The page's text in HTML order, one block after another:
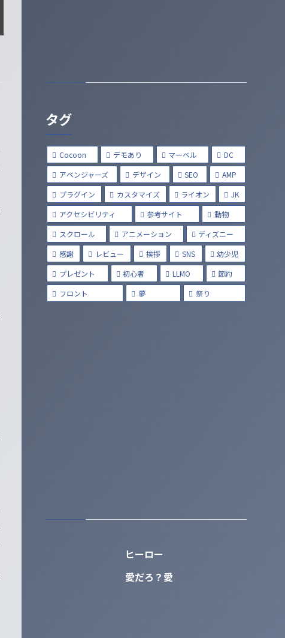
タグ
Cocoon デモあり マーベル
DC
アベンジャーズ
デザイン SEO
AMP
プラグイン
カスタマイズ ライオン
JK
アクセシビリティ
参考サイト
動物
スクロール
アニメーション
ディズニー
感謝
レビュー 挨拶 SNS
幼少児
プレゼント
初心者 LLMO
節約
フロント
夢 祭り
ヒーロー
愛だろ？愛